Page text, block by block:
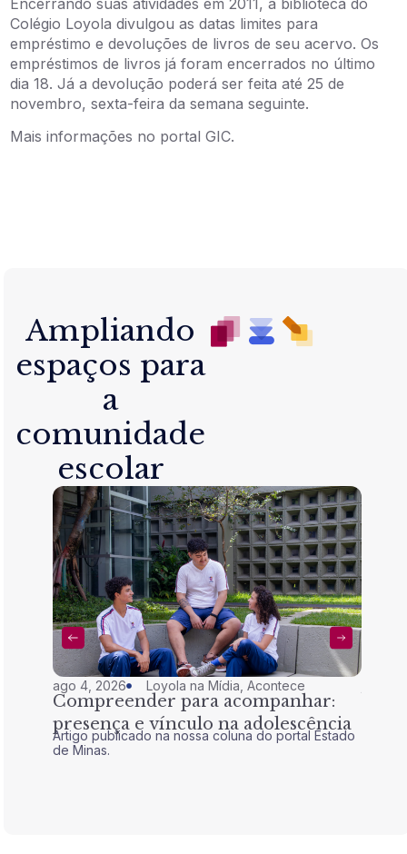
Colégio Loyola divulgou as datas limites para
empréstimo e devoluções de livros de seu acervo. Os
empréstimos de livros já foram encerrados no último
dia 18. Já a devolução poderá ser feita até 25 de
novembro, sexta-feira da semana seguinte.
Mais informações no portal GIC.
Ampliando
espaços para
a
comunidade
escolar
ago 4, 2026 Loyola na Mídia ,Acontece
Compreender para acompanhar:
presença e vínculo na adolescência
Artigo publicado na nossa coluna do portal Estado
de Minas.